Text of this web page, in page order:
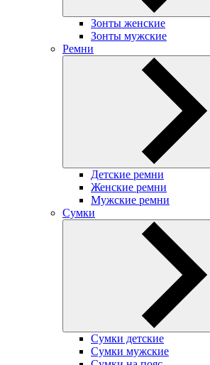
Зонты женские
Зонты мужские
Ремни
Детские ремни
Женские ремни
Мужские ремни
Сумки
Сумки детские
Сумки мужские